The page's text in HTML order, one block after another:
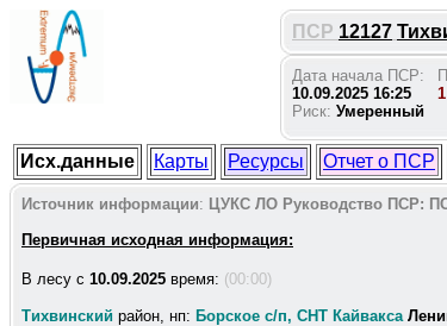
ПСР 12127
Дата начала ПСР:
10.09.2025 16:25
Риск: Умеренный
1
Исх.данные Карты Ресурсы Отчет о ПСР
Источник информации: ЦУКС ЛО Руководство ПСР:
Первичная исходная информация:
В лесу c 10.09.2025 время: (00:00)
Тихвинский район, нп: Борское с/п, СНТ Кайвакса